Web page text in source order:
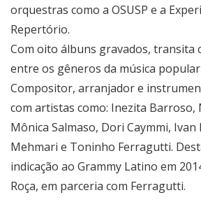
orquestras como a OSUSP e a
Repertório.
Com oito álbuns gravados, transita
entre os gêneros da música
Compositor, arranjador e
com artistas como: Inezita Barroso,
Mônica Salmaso, Dori Caymmi, Ivan
Mehmari e Toninho Ferragutti.
indicação ao Grammy Latino em
Roça, em parceria com Ferragutti.